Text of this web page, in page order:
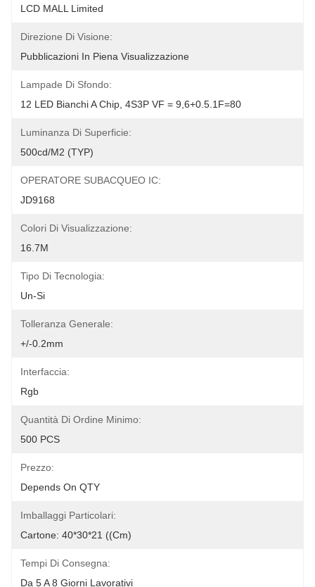
LCD MALL Limited
Direzione Di Visione:
Pubblicazioni In Piena Visualizzazione
Lampade Di Sfondo:
12 LED Bianchi A Chip, 4S3P VF = 9,6+0.5.1F=80
Luminanza Di Superficie:
500cd/m2 (TYP)
OPERATORE SUBACQUEO IC:
JD9168
Colori Di Visualizzazione:
16.7M
Tipo Di Tecnologia:
Un-Si
Tolleranza Generale:
+/-0.2mm
Interfaccia:
Rgb
Quantità Di Ordine Minimo:
500 PCS
Prezzo:
Depends On QTY
Imballaggi Particolari:
Cartone: 40*30*21 ((cm)
Tempi Di Consegna:
Da 5 A 8 Giorni Lavorativi